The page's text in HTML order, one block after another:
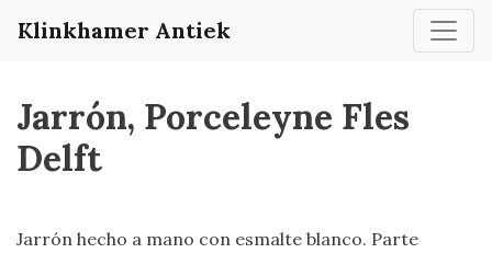
Klinkhamer Antiek
Jarrón, Porceleyne Fles
Delft
Jarrón hecho a mano con esmalte blanco. Parte